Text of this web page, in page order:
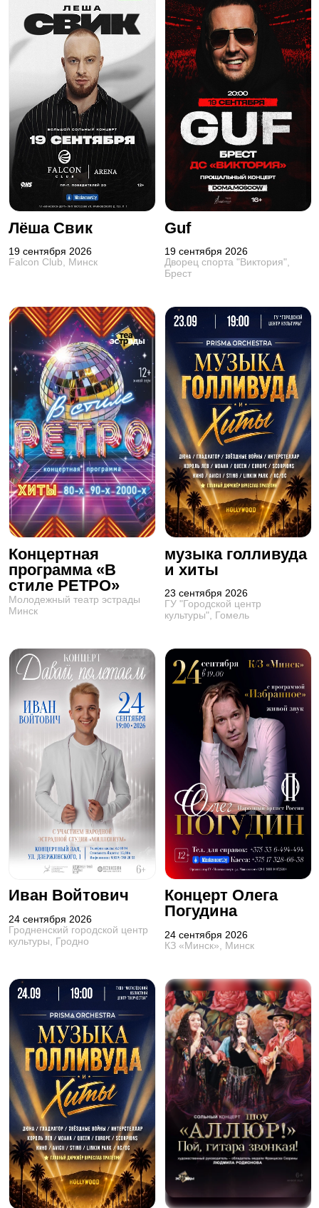
Лёша Свик
19 сентября 2026
Falcon Club, Минск
Guf
19 сентября 2026
Дворец спорта "Виктория",
Брест
Концертная
программа «В
стиле РЕТРО»
Молодежный театр эстрады
Минск
музыка голливуда
и хиты
23 сентября 2026
ГУ "Городской центр
культуры", Гомель
Иван Войтович
24 сентября 2026
Гродненский городской центр
культуры, Гродно
Концерт Олега
Погудина
24 сентября 2026
КЗ «Минск», Минск